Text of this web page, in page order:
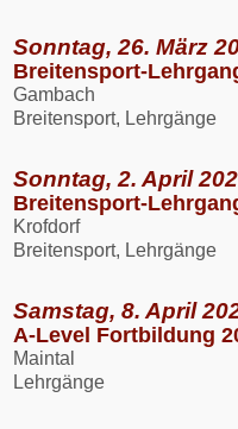
Sonntag, 26. März
Breitensport-
Gambach
Breitensport, Lehrgänge
Sonntag, 2. April
Breitensport-
Krofdorf
Breitensport, Lehrgänge
Samstag, 8. April
A-Level Fortbildung
Maintal
Lehrgänge